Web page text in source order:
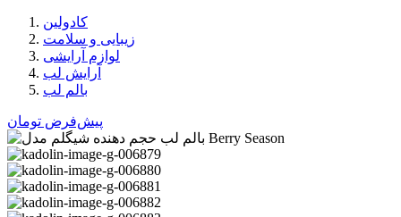
کادولین
زیبایی و سلامت
لوازم آرایشی
آرایش لب
بالم لب
پیش‌فرض تومان